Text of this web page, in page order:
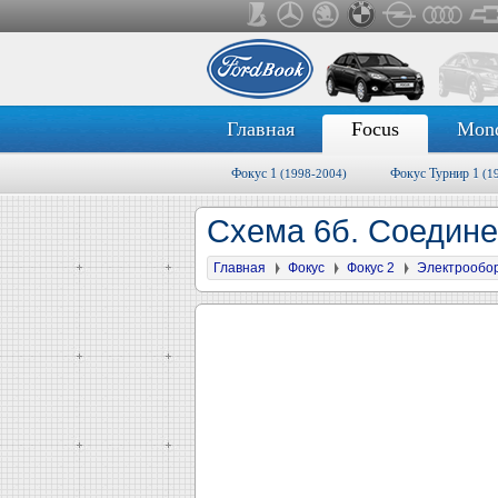
Главная Focus
Фокус 1 (1998-2004) Фокус Турнир 1
Схема 6б.
Главная Фокус Фокус 2